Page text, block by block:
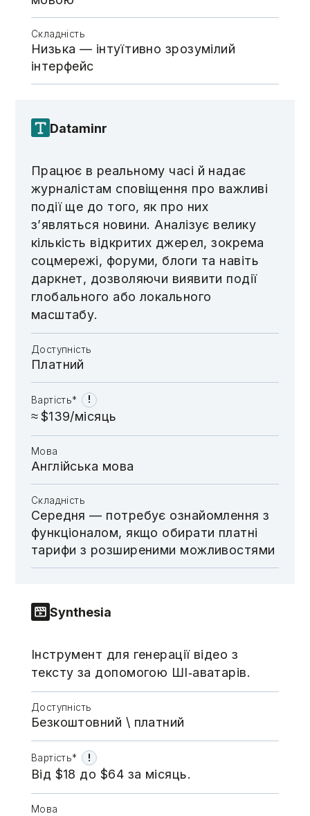
Складність
Низька — інтуїтивно зрозумілий
інтерфейс
Dataminr
Працює в реальному часі й надає
журналістам сповіщення про важливі
події ще до того, як про них
з’являться новини. Аналізує велику
кількість відкритих джерел, зокрема
соцмережі, форуми, блоги та навіть
даркнет, дозволяючи виявити події
глобального або локального
масштабу.
Доступність
Платний
Вартість* !
≈ $139/місяць
Мова
Англійська мова
Складність
Середня — потребує ознайомлення з
функціоналом, якщо обирати платні
тарифи з розширеними можливостями
Synthesia
Інструмент для генерації відео з
тексту за допомогою ШI‑аватарів.
Доступність
Безкоштовний \​​​​ платний
Вартість* !
Від $18 до $64 за місяць.
Мова